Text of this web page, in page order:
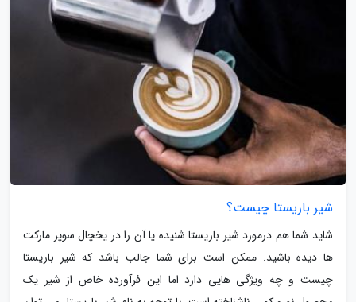
شیر باریستا چیست؟
شاید شما هم درمورد شیر باریستا شنیده یا آن را در یخچال سوپر مارکت
ها دیده باشید. ممکن است برای شما جالب باشد که شیر باریستا
چیست و چه ویژگی هایی دارد اما این فرآورده خاص از شیر یک